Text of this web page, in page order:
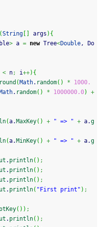
(String args ) {
> a = new Tree<Double, Do
< n; i++) {
round ( Math. random( ) *
1000.
Math. random( ) * 1000000.0)
+
(a. MaxKey( ) + " => " + a.g
(a. MinKey( ) + " => " + a.g
. println( ) ;
. println( ) ;
. println( ) ;
. println( "First print" ) ;
( ) ) ;
. println( ) ;